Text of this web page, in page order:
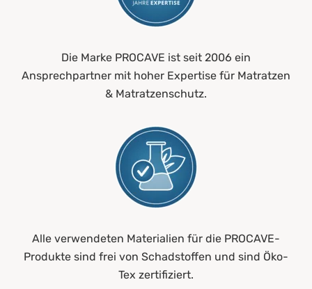
Die Marke PROCAVE ist seit 2006 ein
Ansprechpartner mit hoher Expertise für Matratzen
& Matratzenschutz.
Alle verwendeten Materialien für die PROCAVE-
Produkte sind frei von Schadstoffen und sind Öko-
Tex zertifiziert.